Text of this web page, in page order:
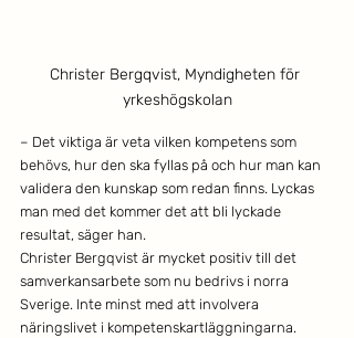
Christer Bergqvist, Myndigheten för
yrkeshögskolan
– Det viktiga är veta vilken kompetens som
behövs, hur den ska fyllas på och hur man kan
validera den kunskap som redan finns. Lyckas
man med det kommer det att bli lyckade
resultat, säger han.
Christer Bergqvist är mycket positiv till det
samverkansarbete som nu bedrivs i norra
Sverige. Inte minst med att involvera
näringslivet i kompetenskartläggningarna.